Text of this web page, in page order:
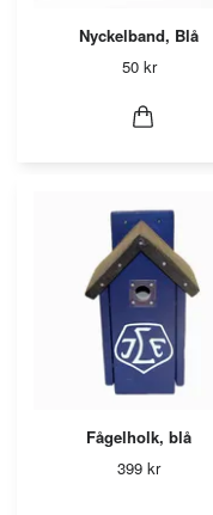
Nyckelband, Blå
50 kr
Fågelholk, blå
399 kr